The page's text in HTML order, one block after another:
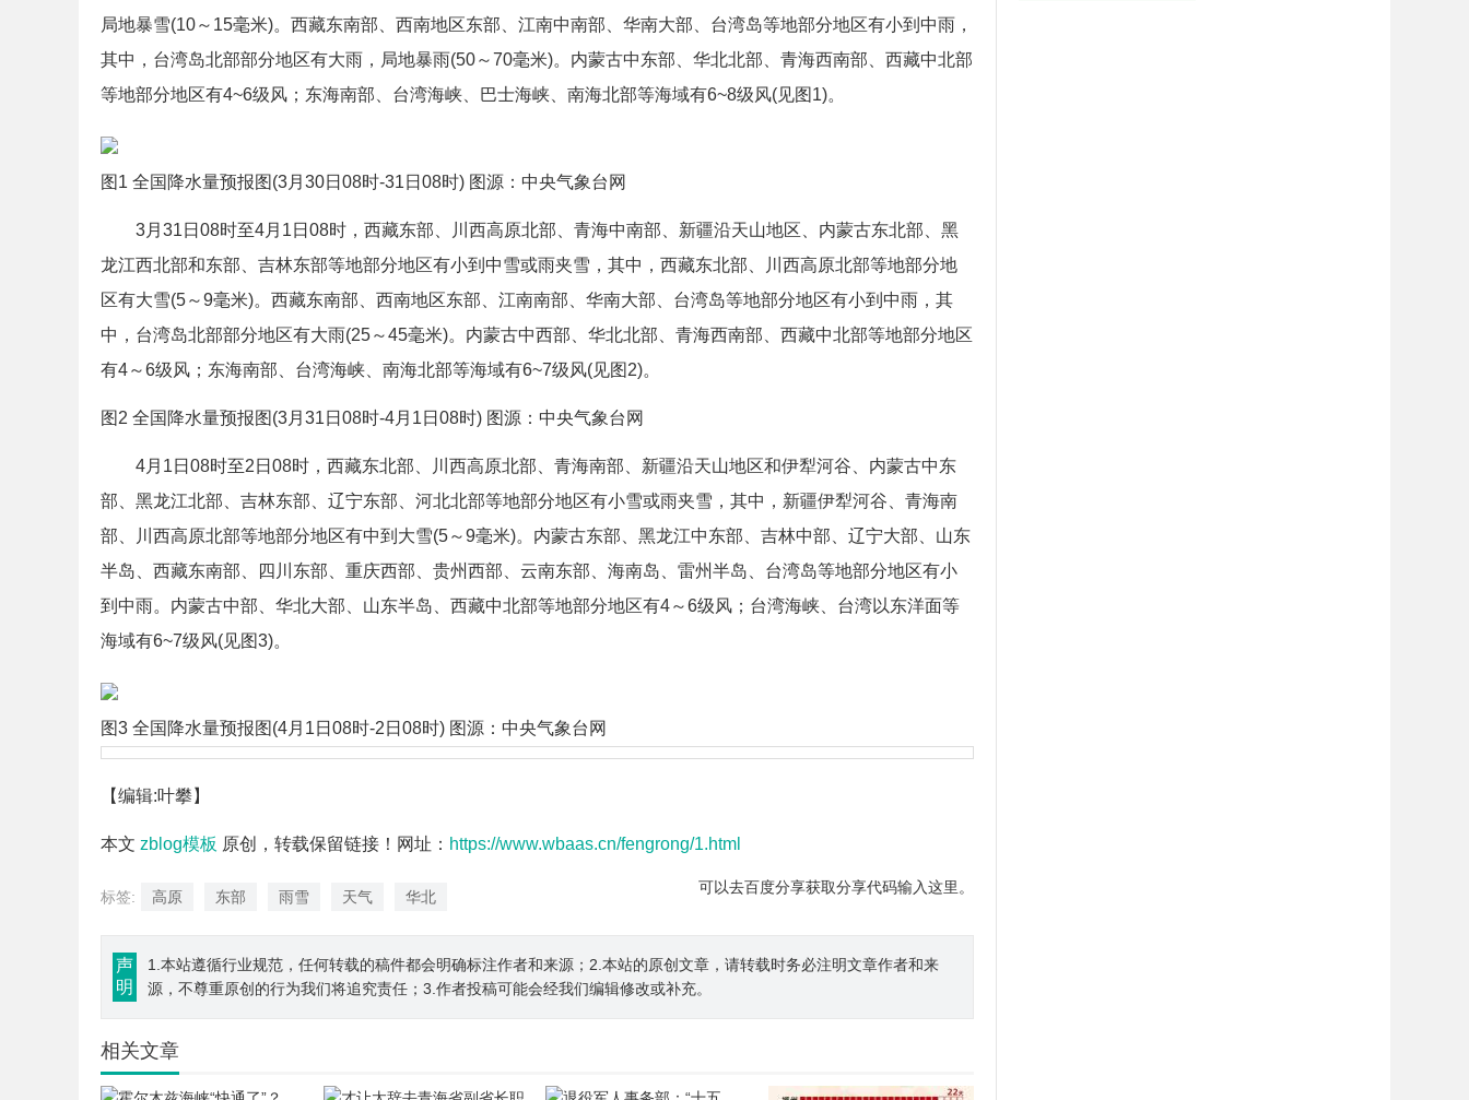
局地暴雪(10～15毫米)。西藏东南部、西南地区东部、江南中南部、华南大部、台湾岛等地部分地区有小到中雨，
其中，台湾岛北部部分地区有大雨，局地暴雨(50～70毫米)。内蒙古中东部、华北北部、青海西南部、西藏中北部
等地部分地区有4~6级风；东海南部、台湾海峡、巴士海峡、南海北部等海域有6~8级风(见图1)。
图1 全国降水量预报图(3月30日08时-31日08时) 图源：中央气象台网
3月31日08时至4月1日08时，西藏东部、川西高原北部、青海中南部、新疆沿天山地区、内蒙古东北部、黑
龙江西北部和东部、吉林东部等地部分地区有小到中雪或雨夹雪，其中，西藏东北部、川西高原北部等地部分地
区有大雪(5～9毫米)。西藏东南部、西南地区东部、江南南部、华南大部、台湾岛等地部分地区有小到中雨，其
中，台湾岛北部部分地区有大雨(25～45毫米)。内蒙古中西部、华北北部、青海西南部、西藏中北部等地部分地区
有4～6级风；东海南部、台湾海峡、南海北部等海域有6~7级风(见图2)。
图2 全国降水量预报图(3月31日08时-4月1日08时) 图源：中央气象台网
4月1日08时至2日08时，西藏东北部、川西高原北部、青海南部、新疆沿天山地区和伊犁河谷、内蒙古中东
部、黑龙江北部、吉林东部、辽宁东部、河北北部等地部分地区有小雪或雨夹雪，其中，新疆伊犁河谷、青海南
部、川西高原北部等地部分地区有中到大雪(5～9毫米)。内蒙古东部、黑龙江中东部、吉林中部、辽宁大部、山东
半岛、西藏东南部、四川东部、重庆西部、贵州西部、云南东部、海南岛、雷州半岛、台湾岛等地部分地区有小
到中雨。内蒙古中部、华北大部、山东半岛、西藏中北部等地部分地区有4～6级风；台湾海峡、台湾以东洋面等
海域有6~7级风(见图3)。
图3 全国降水量预报图(4月1日08时-2日08时) 图源：中央气象台网
【编辑:叶攀】
本文 zblog模板 原创，转载保留链接！网址： https://www.wbaas.cn/fengrong/1.html
标签: 高原 东部 雨雪 天气 华北
可以去百度分享获取分享代码输入这里。
声
明
1.本站遵循行业规范，任何转载的稿件都会明确标注作者和来源；2.本站的原创文章，请转载时务必注明文章作者和来
源，不尊重原创的行为我们将追究责任；3.作者投稿可能会经我们编辑修改或补充。
相关文章